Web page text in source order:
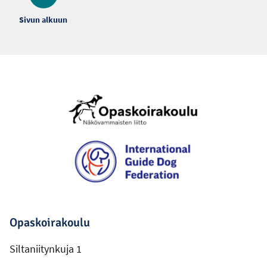
Sivun alkuun
Opaskoirakoulu
Siltaniitynkuja 1